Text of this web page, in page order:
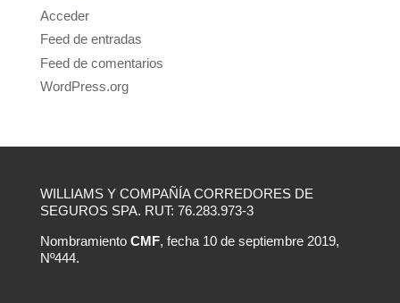
Acceder
Feed de entradas
Feed de comentarios
WordPress.org
WILLIAMS Y COMPAÑÍA CORREDORES DE
SEGUROS SPA. RUT: 76.283.973-3
Nombramiento CMF, fecha 10 de septiembre 2019,
Nº444.